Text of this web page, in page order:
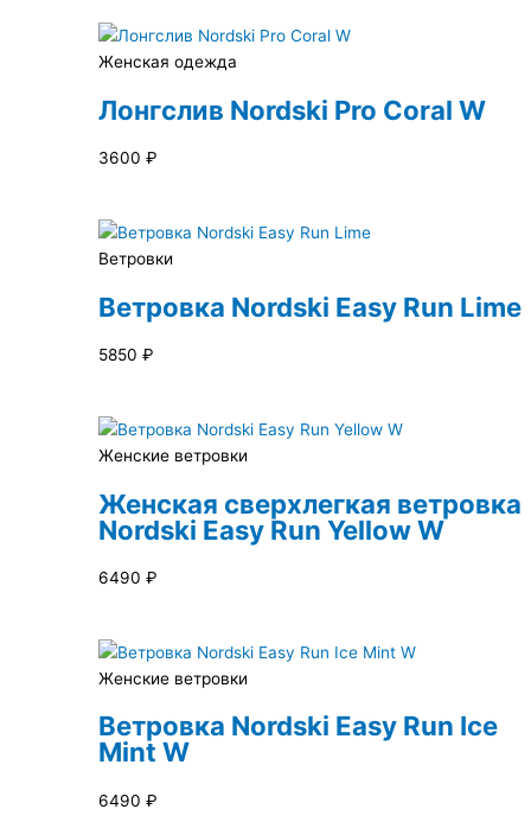
Женская одежда
Лонгслив Nordski Pro Coral W
3600 ₽
Ветровки
Ветровка Nordski Easy Run Lime
5850 ₽
Женские ветровки
Женская сверхлегкая ветровка
Nordski Easy Run Yellow W
6490 ₽
Женские ветровки
Ветровка Nordski Easy Run Ice
Mint W
6490 ₽